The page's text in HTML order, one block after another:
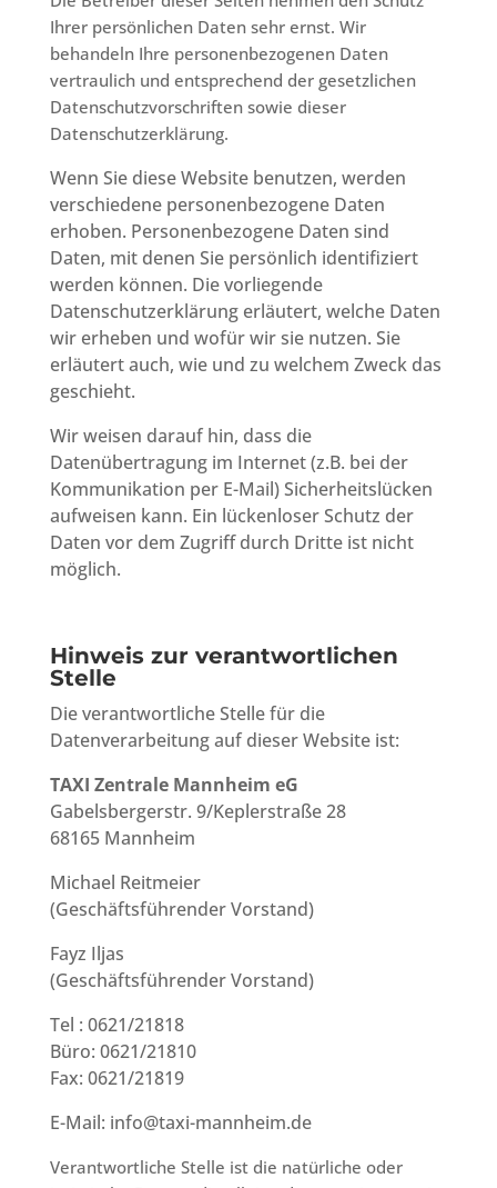
Ihrer persönlichen Daten sehr ernst. Wir
behandeln Ihre personenbezogenen Daten
vertraulich und entsprechend der gesetzlichen
Datenschutzvorschriften sowie dieser
Datenschutzerklärung.
Wenn Sie diese Website benutzen, werden
verschiedene personenbezogene Daten
erhoben. Personenbezogene Daten sind
Daten, mit denen Sie persönlich identifiziert
werden können. Die vorliegende
Datenschutzerklärung erläutert, welche Daten
wir erheben und wofür wir sie nutzen. Sie
erläutert auch, wie und zu welchem Zweck das
geschieht.
Wir weisen darauf hin, dass die
Datenübertragung im Internet (z.B. bei der
Kommunikation per E-Mail) Sicherheitslücken
aufweisen kann. Ein lückenloser Schutz der
Daten vor dem Zugriff durch Dritte ist nicht
möglich.
Hinweis zur verantwortlichen
Stelle
Die verantwortliche Stelle für die
Datenverarbeitung auf dieser Website ist:
TAXI Zentrale Mannheim eG
Gabelsbergerstr. 9/Keplerstraße 28
68165 Mannheim
Michael Reitmeier
(Geschäftsführender Vorstand)
Fayz Iljas
(Geschäftsführender Vorstand)
Tel : 0621/21818
Büro: 0621/21810
Fax: 0621/21819
E-Mail: info@taxi-mannheim.de
Verantwortliche Stelle ist die natürliche oder